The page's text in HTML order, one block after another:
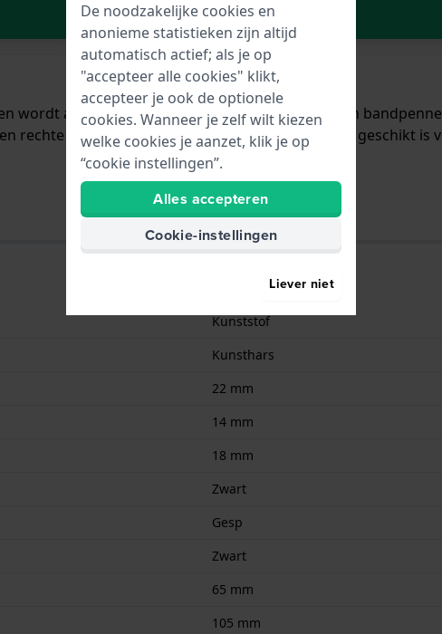
In Winkelwagen
wordt aan het horloge bevestigd door middel van
rechte aanzet wat betekent dat deze band alleen geschikt
Kunststof
Kunsthars
22 mm
14 mm
18 mm
Zwart
Gesp
Zwart
65 mm
105 mm
De noodzakelijke cookies en
anonieme statistieken zijn altijd
automatisch actief; als je op
"accepteer alle cookies" klikt,
accepteer je ook de optionele
cookies. Wanneer je zelf wilt kiezen
welke cookies je aanzet, klik je op
“cookie instellingen”.
Alles accepteren
Cookie-instellingen
Liever niet